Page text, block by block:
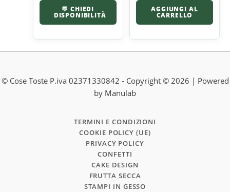
💬 CHIEDI
DISPONIBILITÀ
AGGIUNGI AL
CARRELLO
© Cose Toste P.iva 02371330842 - Copyright © 2026 | Powered
by Manulab
TERMINI E CONDIZIONI
COOKIE POLICY (UE)
PRIVACY POLICY
CONFETTI
CAKE DESIGN
FRUTTA SECCA
STAMPI IN GESSO